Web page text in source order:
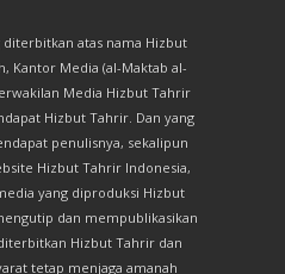
diterbitkan atas nama Hizbut
Kantor Media (al-Maktab al-
Media Hizbut Tahrir
Hizbut Tahrir. Dan yang
penulisnya, sekalipun
Hizbut Tahrir Indonesia,
yang diproduksi Hizbut
dan mempublikasikan
Hizbut Tahrir dan
tetap menjaga amanah